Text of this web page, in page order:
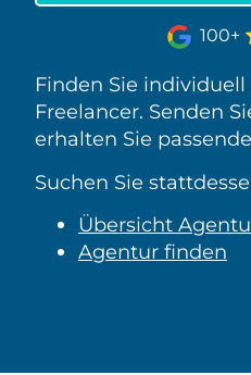
100+
Finden Sie
Freelancer. Senden
erhalten Sie
Suchen Sie
Übersicht
Agentur finden